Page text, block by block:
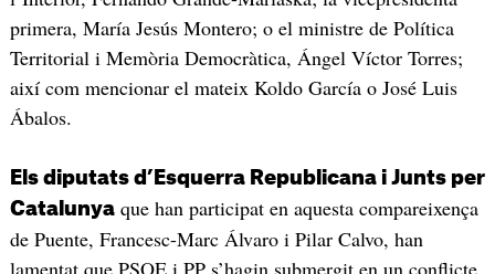
primera, María Jesús Montero; o el ministre de Política
Territorial i Memòria Democràtica, Ángel Víctor Torres;
així com mencionar el mateix Koldo García o José Luis
Ábalos.
Els diputats d’Esquerra Republicana i Junts per
Catalunyaque han participat en aquesta compareixença
de Puente, Francesc-Marc Álvaro i Pilar Calvo, han
lamentat que PSOE i PP s’hagin submergit en un conflicte